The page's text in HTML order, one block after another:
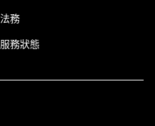
法務
服務狀態